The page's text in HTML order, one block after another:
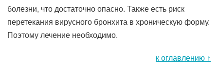
болезни, что достаточно опасно. Также есть риск
перетекания вирусного бронхита в хроническую форму.
Поэтому лечение необходимо.
к оглавлению ↑